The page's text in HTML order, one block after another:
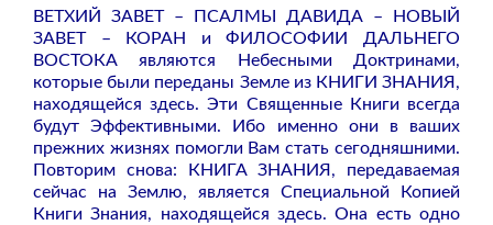
ВЕТХИЙ ЗАВЕТ – ПСАЛМЫ ДАВИДА – НОВЫЙ
ЗАВЕТ – КОРАН и ФИЛОСОФИИ ДАЛЬНЕГО
ВОСТОКА являются Небесными Доктринами,
которые были переданы Земле из КНИГИ ЗНАНИЯ,
находящейся здесь. Эти Священные Книги всегда
будут Эффективными. Ибо именно они в ваших
прежних жизнях помогли Вам стать сегодняшними.
Повторим снова: КНИГА ЗНАНИЯ, передаваемая
сейчас на Землю, является Специальной Копией
Книги Знания, находящейся здесь. Она есть одно